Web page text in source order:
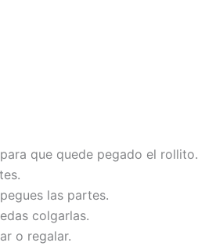
que quede pegado el rollito.
las partes.
colgarlas.
o regalar.